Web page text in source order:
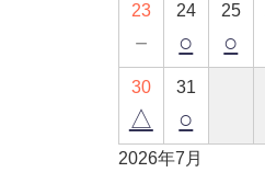
23
－
24
○
25
○
30
△
31
○
2026年7月